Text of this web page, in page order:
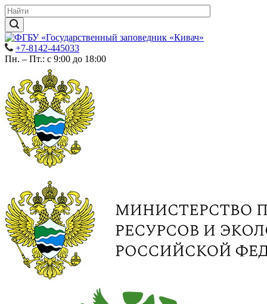
+7-8142-445033
Пн. – Пт.: с 9:00 до 18:00